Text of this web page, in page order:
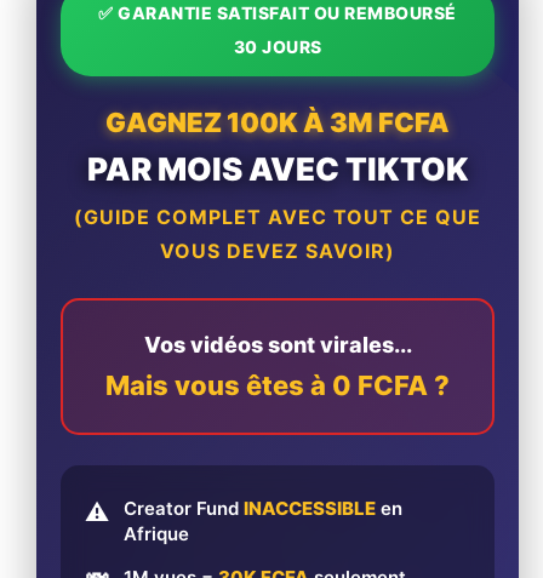
✅ GARANTIE SATISFAIT OU REMBOURSÉ
30 JOURS
GAGNEZ 100K À 3M FCFA
PAR MOIS AVEC TIKTOK
(GUIDE COMPLET AVEC TOUT CE QUE
VOUS DEVEZ SAVOIR)
Vos vidéos sont virales...
Mais vous êtes à 0 FCFA ?
⚠️ Creator Fund INACCESSIBLE en
Afrique